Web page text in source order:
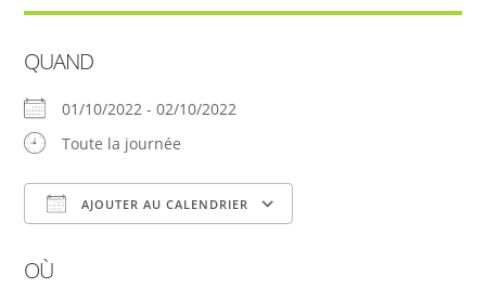
QUAND
01/10/2022 - 02/10/2022
Toute la journée
AJOUTER AU CALENDRIER
OÙ